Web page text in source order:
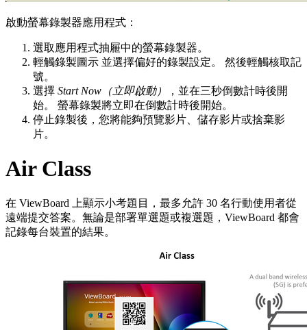
啟動螢幕錄製器應用程式：
選取應用程式抽屜中的螢幕錄製器。
輕觸錄製圖示 並選擇偏好的錄製設定。 然後輕觸核取記
號。
選擇 Start Now（立即啟動）
，並在三秒倒數計時後開
始。 螢幕錄製將立即在倒數計時後開始。
停止錄製後，您將能夠預覽影片、儲存影片或捨棄影
片。
Air Class
在 ViewBoard 上顯示小考題目，最多允許 30 名行動使用者從
遠端提交答案。無論是部署單選題或複選題，ViewBoard 都會
記錄每台裝置的結果。